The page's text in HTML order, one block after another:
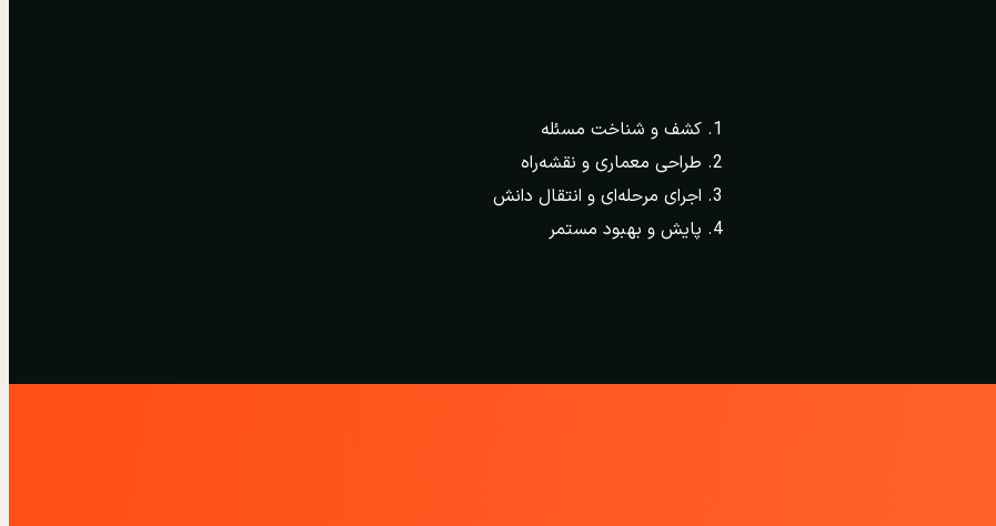
کشف و شناخت مسئله
طراحی معماری و نقشه‌راه
اجرای مرحله‌ای و انتقال دانش
پایش و بهبود مستمر